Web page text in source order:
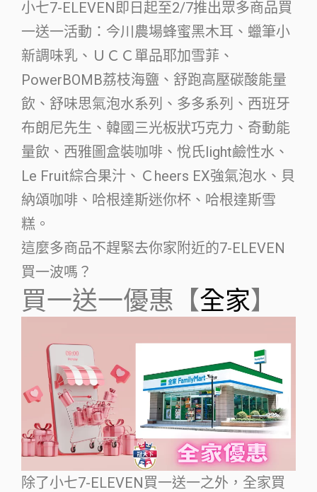
小七7-ELEVEN即日起至2/7推出眾多商品買
一送一活動：今川農場蜂蜜黑木耳、蠟筆小
新調味乳、ＵＣＣ單品耶加雪菲、
PowerBOMB荔枝海鹽、舒跑高壓碳酸能量
飲、舒味思氣泡水系列、多多系列、西班牙
布朗尼先生、韓國三光板狀巧克力、奇動能
量飲、西雅圖盒裝咖啡、悅氏light鹼性水、
Le Fruit綜合果汁、Ｃheers EX強氣泡水、貝
納頌咖啡、哈根達斯迷你杯、哈根達斯雪
糕。
這麼多商品不趕緊去你家附近的7-ELEVEN
買一波嗎？
買一送一優惠【全家】
除了小七7-ELEVEN買一送一之外，全家買